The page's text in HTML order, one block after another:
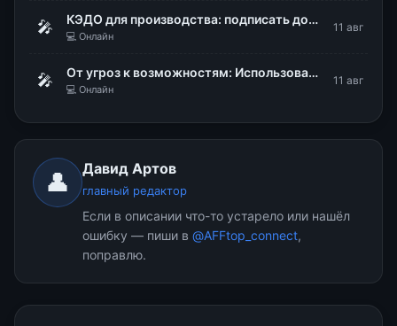
🎤 КЭДО для производства: подписать документы, не снимая каски и перчаток
💻 Онлайн
11 авг
🎤 От угроз к возможностям: Использование DLP для стратегического управления рисками
💻 Онлайн
11 авг
👤 Давид Артов
главный редактор
Если в описании что-то устарело или нашёл
ошибку — пиши в @AFFtop_connect,
поправлю.